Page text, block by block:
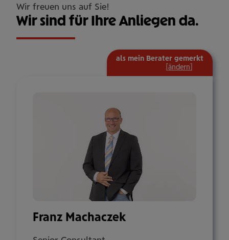
Wir freuen uns auf Sie!
Wir sind für Ihre Anliegen da.
Franz Machaczek
als mein Berater gemerkt
[ändern